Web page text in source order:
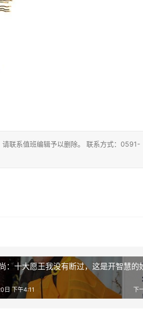
联系值班编辑予以删除。 联系方式：0591-
：十大愿王我没有断过，这是开智慧的
下
日 下午4:11